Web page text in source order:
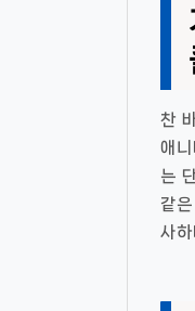
찬
애
는
같
사